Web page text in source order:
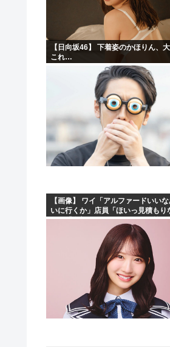
【日向坂46】 下着姿のかほりん、
これ…
【画像】 ワイ「アルファードいい
いに行くか」店員「ほいっ見積もり
ワイ「金額おかしくね？」←お前ら
思うよな？？？？？